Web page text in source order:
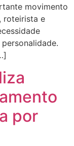
movimento
roteirista e
por